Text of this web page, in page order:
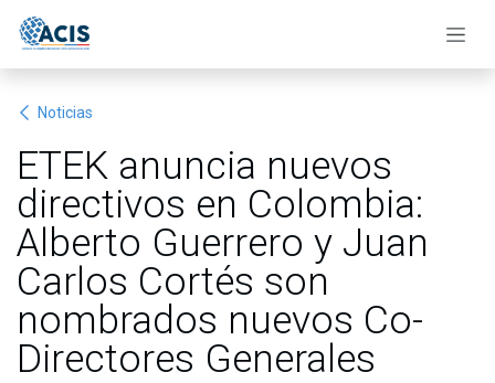
Noticias
ETEK anuncia nuevos
directivos en Colombia:
Alberto Guerrero y Juan
Carlos Cortés son
nombrados nuevos Co-
Directores Generales